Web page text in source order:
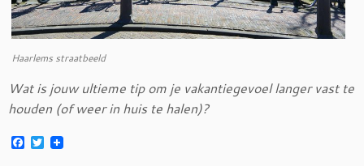
Haarlems straatbeeld
Wat is jouw ultieme tip om je vakantiegevoel langer vast te
houden (of weer in huis te halen)?
F
T
w